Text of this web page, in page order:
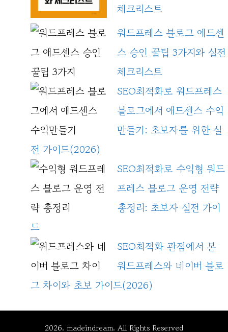
체크리스트
워드프레스 블로그 에드센
스 승인 꿀팁 3가지와 실전
체크리스트
SEO최적화로 워드프레스
블로그에서 애드센스 수익
만들기: 초보자를 위한 실
전 가이드(2026)
SEO최적화로 수익형 워드
프레스 블로그 운영 전략
총정리: 초보자 실전 가이
드
SEO최적화 관점에서 본
워드프레스와 네이버 블로
그 차이와 초보 가이드(2026)
2026. madeindream. All Rights Reserved